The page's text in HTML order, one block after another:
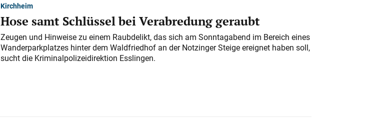
Kirchheim
Hose samt Schlüssel bei Verabredung geraubt
Zeugen und Hinweise zu einem Raubdelikt, das sich am Sonntagabend im Bereich eines
Wanderparkplatzes hinter dem Waldfriedhof an der Notzinger Steige ereignet haben soll,
sucht die Kriminalpolizeidirektion Esslingen.